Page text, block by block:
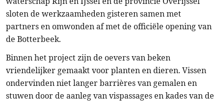
sloten de werkzaamheden gisteren samen met
partners en omwonden af met de officiële opening van
de Botterbeek.
Binnen het project zijn de oevers van beken
vriendelijker gemaakt voor planten en dieren. Vissen
ondervinden niet langer barrières van gemalen en
stuwen door de aanleg van vispassages en kades van de